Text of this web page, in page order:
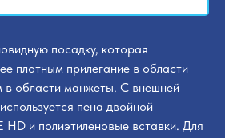
посадку, которая
плотным прилегание в области
в области манжеты. С внешней
пена двойной
HD и полиэтиленовые вставки. Для